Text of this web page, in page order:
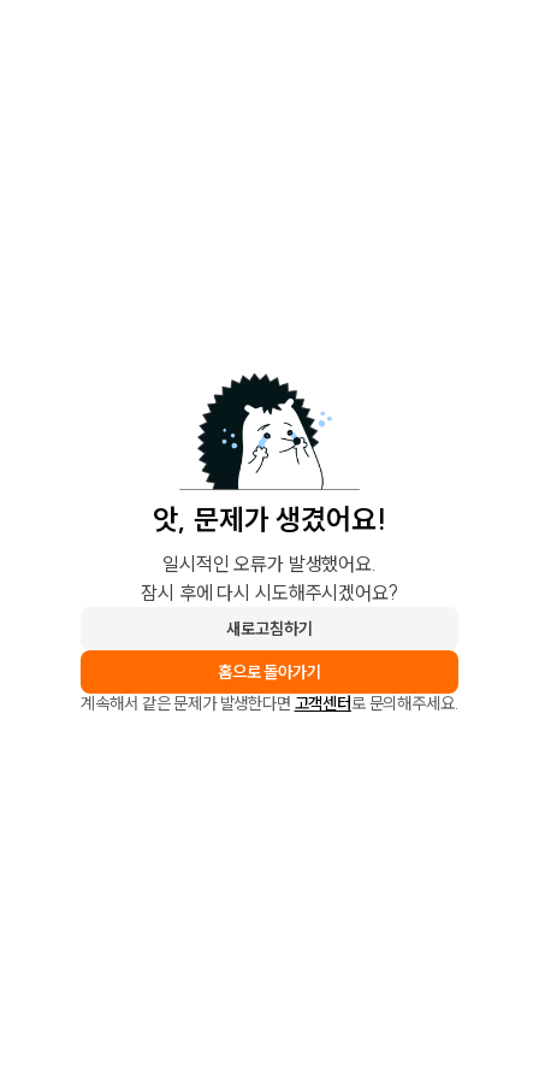
앗, 문제가 생겼어요!
일시적인 오류가 발생했어요.
잠시 후에 다시 시도해주시겠어요?
새로고침하기
홈으로 돌아가기
계속해서 같은 문제가 발생한다면 고객센터로 문의해주세요.